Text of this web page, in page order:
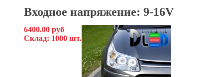
Входное напряжение: 9-16V
6400.00 руб
Склад: 1000 шт.